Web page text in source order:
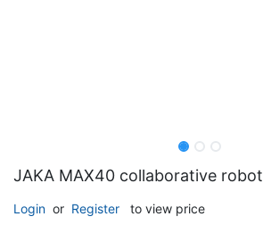
JAKA MAX40 collaborative robot
Login or Register to view price